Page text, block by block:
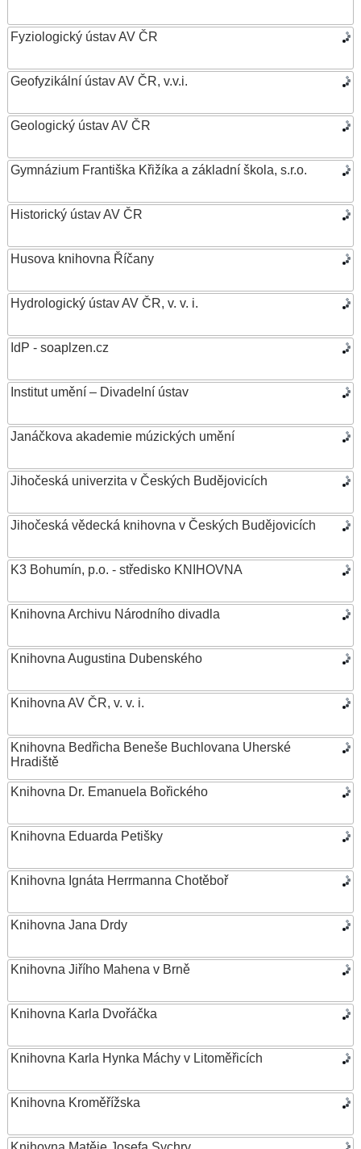
Fyziologický ústav AV ČR
Geofyzikální ústav AV ČR, v.v.i.
Geologický ústav AV ČR
Gymnázium Františka Křižíka a základní škola, s.r.o.
Historický ústav AV ČR
Husova knihovna Říčany
Hydrologický ústav AV ČR, v. v. i.
IdP - soaplzen.cz
Institut umění – Divadelní ústav
Janáčkova akademie múzických umění
Jihočeská univerzita v Českých Budějovicích
Jihočeská vědecká knihovna v Českých Budějovicích
K3 Bohumín, p.o. - středisko KNIHOVNA
Knihovna Archivu Národního divadla
Knihovna Augustina Dubenského
Knihovna AV ČR, v. v. i.
Knihovna Bedřicha Beneše Buchlovana Uherské
Hradiště
Knihovna Dr. Emanuela Bořického
Knihovna Eduarda Petišky
Knihovna Ignáta Herrmanna Chotěboř
Knihovna Jana Drdy
Knihovna Jiřího Mahena v Brně
Knihovna Karla Dvořáčka
Knihovna Karla Hynka Máchy v Litoměřicích
Knihovna Kroměřížska